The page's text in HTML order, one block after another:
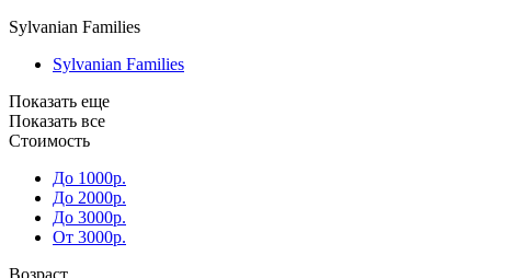
Sylvanian Families
Sylvanian Families
Показать еще
Показать все
Стоимость
До 1000р.
До 2000р.
До 3000р.
От 3000р.
Возраст